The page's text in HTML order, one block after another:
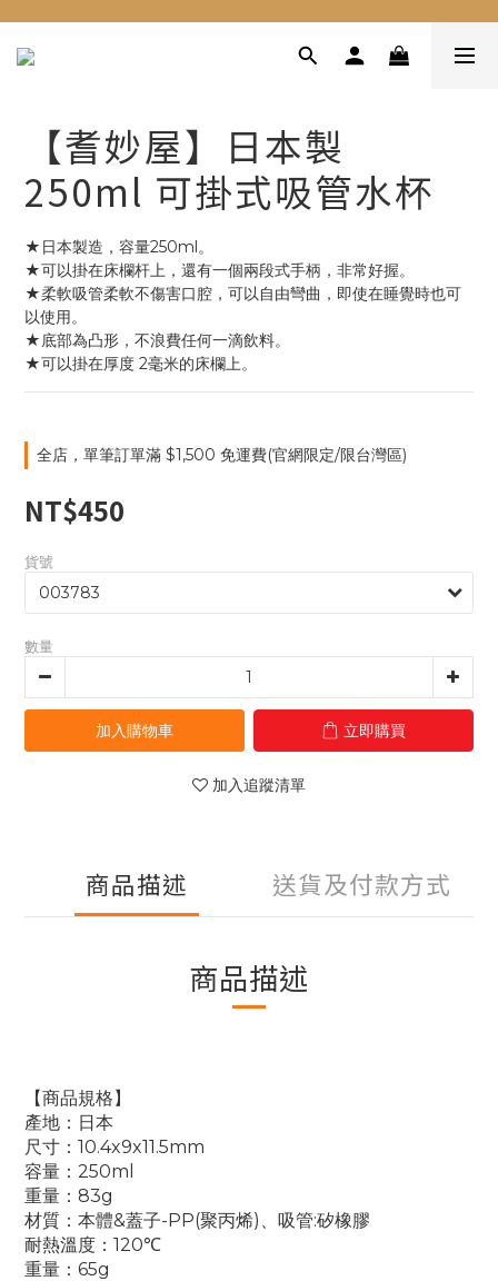
【耆妙屋】日本製
250ml 可掛式吸管水杯
★日本製造，容量250ml。
★可以掛在床欄杆上，還有一個兩段式手柄，非常好握。
★柔軟吸管柔軟不傷害口腔，可以自由彎曲，即使在睡覺時也可
以使用。
★底部為凸形，不浪費任何一滴飲料。
★可以掛在厚度 2毫米的床欄上。
全店，單筆訂單滿 $1,500 免運費(官網限定/限台灣區)
NT$450
貨號
數量
加入購物車 立即購買
加入追蹤清單
商品描述 送貨及付款方式
商品描述
【商品規格】
產地：日本
尺寸：10.4x9x11.5mm
容量：250ml
重量：83g
材質：本體&蓋子-PP(聚丙烯)、吸管:矽橡膠
耐熱溫度：120℃
重量：65g